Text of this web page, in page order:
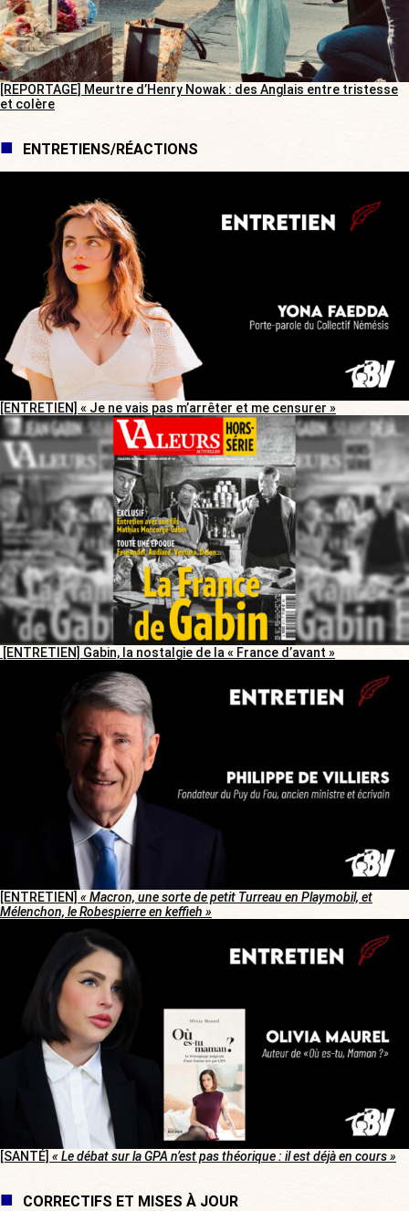
[REPORTAGE] Meurtre d’Henry Nowak : des Anglais entre tristesse
et colère
ENTRETIENS/RÉACTIONS
[ENTRETIEN] « Je ne vais pas m’arrêter et me censurer »
[ENTRETIEN] Gabin, la nostalgie de la « France d’avant »
[ENTRETIEN] « Macron, une sorte de petit Turreau en Playmobil, et
Mélenchon, le Robespierre en keffieh »
[SANTÉ] « Le débat sur la GPA n’est pas théorique : il est déjà en cours »
CORRECTIFS ET MISES À JOUR